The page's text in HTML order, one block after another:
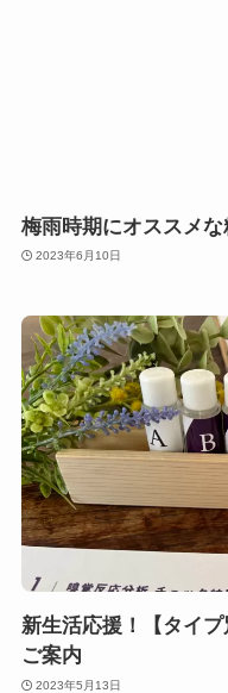
梅雨時期にオススメな
2023年6月10日
新生活応援！【タイ
ご案内
2023年5月13日